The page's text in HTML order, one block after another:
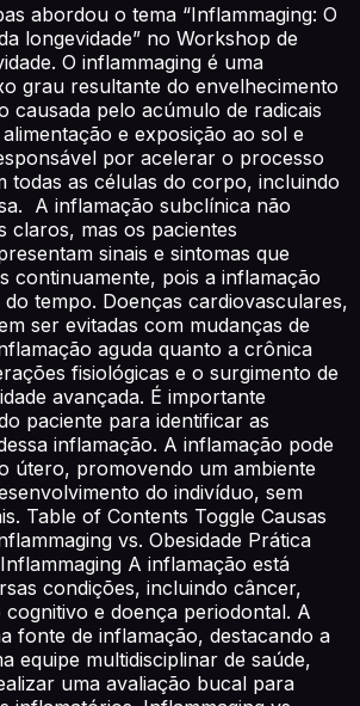
abordou o tema “Inflammaging: O
longevidade” no Workshop de
O inflammaging é uma
grau resultante do envelhecimento
causada pelo acúmulo de radicais
e exposição ao sol e
por acelerar o processo
todas as células do corpo, incluindo
A inflamação subclínica não
claros, mas os pacientes
sinais e sintomas que
continuamente, pois a inflamação
tempo. Doenças cardiovasculares,
ser evitadas com mudanças de
aguda quanto a crônica
fisiológicas e o surgimento de
avançada. É importante
paciente para identificar as
inflamação. A inflamação pode
útero, promovendo um ambiente
do indivíduo, sem
Table of Contents Toggle Causas
vs. Obesidade Prática
A inflamação está
condições, incluindo câncer,
e doença periodontal. A
fonte de inflamação, destacando a
equipe multidisciplinar de saúde,
uma avaliação bucal para